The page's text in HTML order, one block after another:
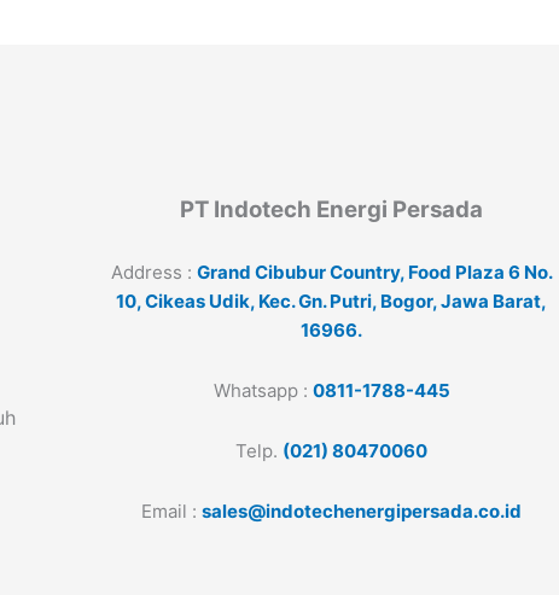
PT Indotech Energi Persada
Address : Grand Cibubur Country, Food Plaza 6 No.
10, Cikeas Udik, Kec. Gn. Putri, Bogor, Jawa Barat,
16966.
Whatsapp : 0811-1788-445
Telp. (021) 80470060
Email :sales@indotechenergipersada.co.id